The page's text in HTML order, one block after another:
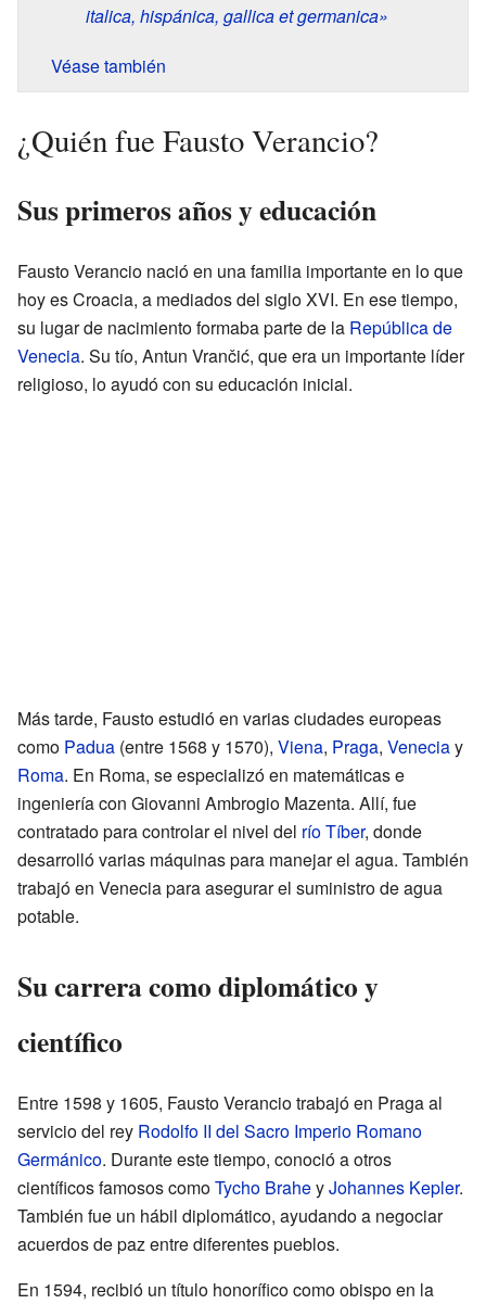
italica, hispánica, gallica et germanica»
Véase también
¿Quién fue Fausto Verancio?
Sus primeros años y educación
Fausto Verancio nació en una familia importante en lo que
hoy es Croacia, a mediados del siglo XVI. En ese tiempo,
su lugar de nacimiento formaba parte de la República de
Venecia. Su tío, Antun Vrančić, que era un importante líder
religioso, lo ayudó con su educación inicial.
Más tarde, Fausto estudió en varias ciudades europeas
como Padua (entre 1568 y 1570), Viena, Praga, Veneciay
Roma. En Roma, se especializó en matemáticas e
ingeniería con Giovanni Ambrogio Mazenta. Allí, fue
contratado para controlar el nivel del río Tíber, donde
desarrolló varias máquinas para manejar el agua. También
trabajó en Venecia para asegurar el suministro de agua
potable.
Su carrera como diplomático y
científico
Entre 1598 y 1605, Fausto Verancio trabajó en Praga al
servicio del rey Rodolfo II del Sacro Imperio Romano
Germánico. Durante este tiempo, conoció a otros
científicos famosos comoTycho BraheyJohannes Kepler.
También fue un hábil diplomático, ayudando a negociar
acuerdos de paz entre diferentes pueblos.
En 1594, recibió un título honorífico como obispo en la